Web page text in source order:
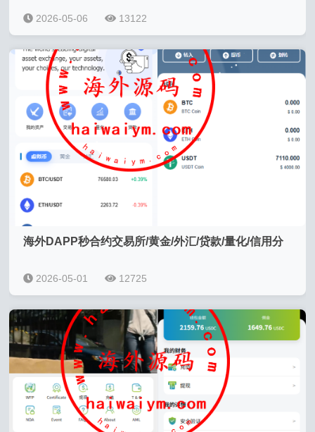
2026-05-06 13122
海外DAPP秒合约交易所/黄金/外汇/贷款/量化/信用分
2026-05-01 12725